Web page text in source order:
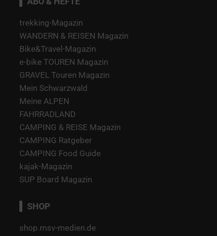
trekking-Magazin
WANDERN & REISEN Magazin
Bike&Travel-Magazin
e-bike TOUREN Magazin
GRAVEL Touren Magazin
Mein Schwarzwald
Meine ALPEN
FAHRRADLAND
CAMPING & REISE Magazin
CAMPING Ratgeber
CAMPING Food Guide
kajak-Magazin
SUP Board Magazin
SHOP
shop.msv-medien.de